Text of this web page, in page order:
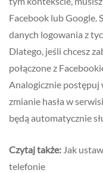
Facebook lub Google.
danych logowania z
Dlatego, jeśli chcesz
połączone z
Analogicznie postępuj
zmianie hasła w
będą automatycznie
Czytaj także: Jak
telefonie